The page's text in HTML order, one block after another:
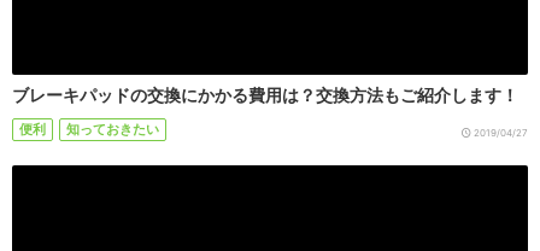
ブレーキパッドの交換にかかる費用は？交換方法もご紹介します！
便利 知っておきたい 2019/04/27